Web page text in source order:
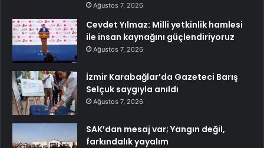
Ağustos 7, 2026
Cevdet Yılmaz: Milli yetkinlik hamlesi
ile insan kaynağını güçlendiriyoruz
Ağustos 7, 2026
İzmir Karabağlar’da Gazeteci Barış
Selçuk saygıyla anıldı
Ağustos 7, 2026
SAK’dan mesaj var; Yangın değil,
farkındalık yayalım